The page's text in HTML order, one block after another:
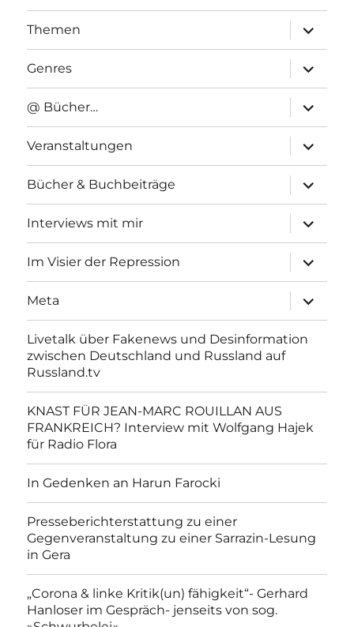
Themen
anzeigen
Genres
anzeigen
@ Bücher…
anzeigen
Veranstaltungen
anzeigen
Bücher & Buchbeiträge
anzeigen
Interviews mit mir
anzeigen
Im Visier der Repression
anzeigen
Meta
anzeigen
Livetalk über Fakenews und Desinformation
zwischen Deutschland und Russland auf
Russland.tv
KNAST FÜR JEAN-MARC ROUILLAN AUS
FRANKREICH? Interview mit Wolfgang Hajek
für Radio Flora
In Gedenken an Harun Farocki
Presseberichterstattung zu einer
Gegenveranstaltung zu einer Sarrazin-Lesung
in Gera
„Corona & linke Kritik(un) fähigkeit“- Gerhard
Hanloser im Gespräch- jenseits von sog.